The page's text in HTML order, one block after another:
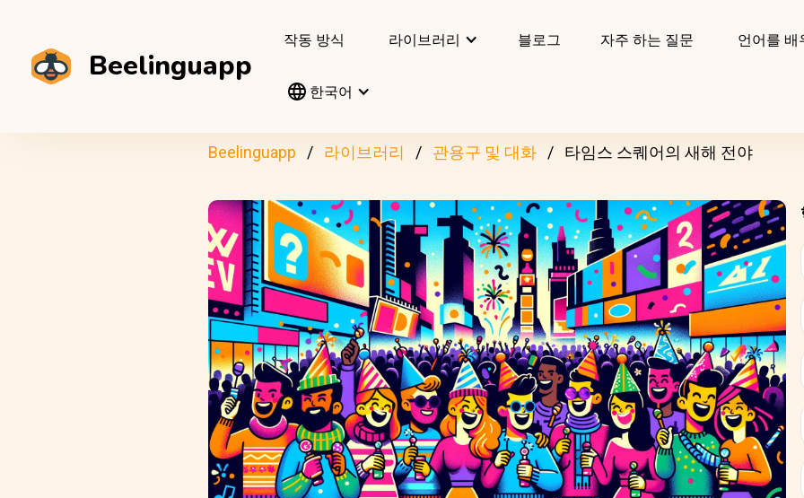
Beelinguapp
작동 방식 라이브러리 블로그 자주 하는 질문 언어를 배
한국어
Beelinguapp 라이브러리 관용구 및 대화 타임스 스퀘어의 새해 전야